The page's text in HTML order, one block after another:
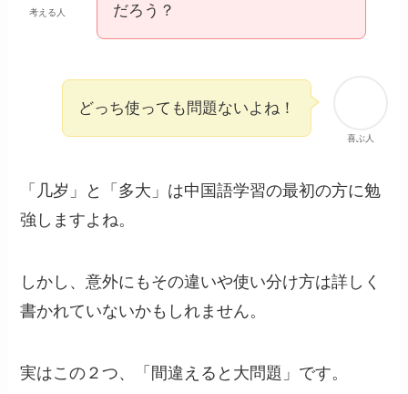
考える人
だろう？
喜ぶ人
どっち使っても問題ないよね！
「几岁」と「多大」は中国語学習の最初の方に勉
強しますよね。
しかし、意外にもその違いや使い分け方は詳しく
書かれていないかもしれません。
実はこの２つ、「間違えると大問題」です。